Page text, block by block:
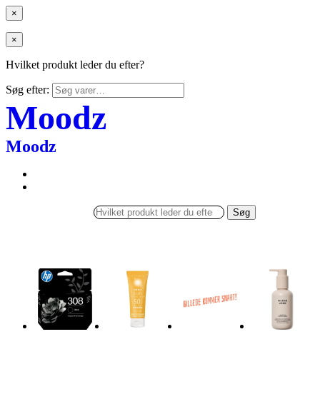
×
×
Hvilket produkt leder du efter?
Søg efter:
Moodz
Moodz
Søg